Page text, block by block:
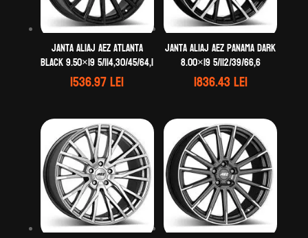
Janta aliaj AEZ Atlanta
black 9.50×19 5/114,30/45/64,1
1536.97lei
Janta aliaj AEZ Panama dark
8.00×19 5/112/39/66,6
1836.43lei